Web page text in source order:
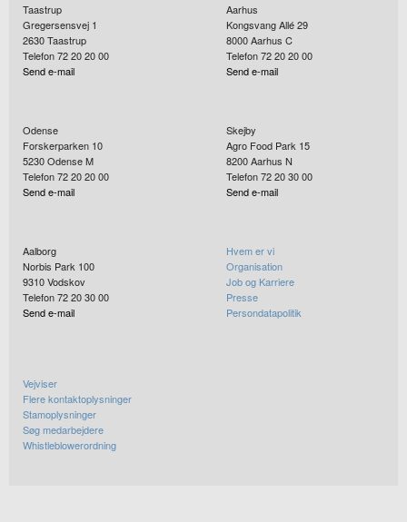
Taastrup
Gregersensvej 1
2630Taastrup
Telefon 72 20 20 00
Send e-mail
Aarhus
Kongsvang Allé 29
8000Aarhus C
Telefon 72 20 20 00
Send e-mail
Odense
Forskerparken 10
5230Odense M
Telefon 72 20 20 00
Send e-mail
Skejby
Agro Food Park 15
8200Aarhus N
Telefon 72 20 30 00
Send e-mail
Aalborg
Norbis Park 100
9310Vodskov
Telefon 72 20 30 00
Send e-mail
Hvem er vi
Organisation
Job og Karriere
Presse
Persondatapolitik
Vejviser
Flere kontaktoplysninger
Stamoplysninger
Søg medarbejdere
Whistleblowerordning